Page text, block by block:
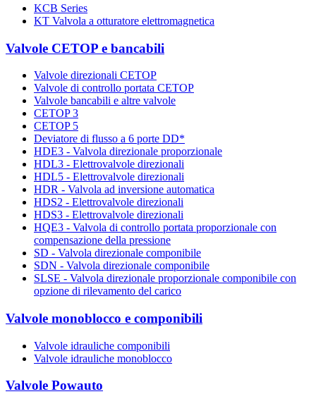
KCB Series
KT Valvola a otturatore elettromagnetica
Valvole CETOP e bancabili
Valvole direzionali CETOP
Valvole di controllo portata CETOP
Valvole bancabili e altre valvole
CETOP 3
CETOP 5
Deviatore di flusso a 6 porte DD*
HDE3 - Valvola direzionale proporzionale
HDL3 - Elettrovalvole direzionali
HDL5 - Elettrovalvole direzionali
HDR - Valvola ad inversione automatica
HDS2 - Elettrovalvole direzionali
HDS3 - Elettrovalvole direzionali
HQE3 - Valvola di controllo portata proporzionale con
compensazione della pressione
SD - Valvola direzionale componibile
SDN - Valvola direzionale componibile
SLSE - Valvola direzionale proporzionale componibile con
opzione di rilevamento del carico
Valvole monoblocco e componibili
Valvole idrauliche componibili
Valvole idrauliche monoblocco
Valvole Powauto